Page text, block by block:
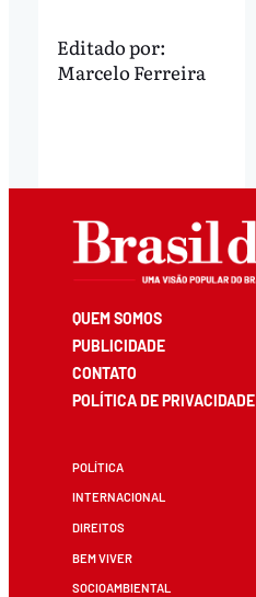
Editado por:
Marcelo Ferreira
QUEM SOMOS
PUBLICIDADE
CONTATO
POLÍTICA DE PRIVACIDADE
POLÍTICA
INTERNACIONAL
DIREITOS
BEM VIVER
SOCIOAMBIENTAL